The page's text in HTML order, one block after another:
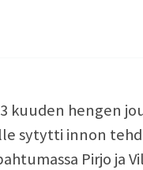
kuuden hengen
sytytti innon
Pirjo ja